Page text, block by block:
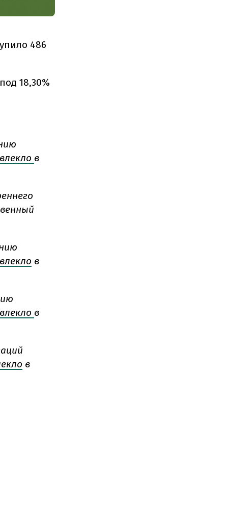
486
18,30%
в
в
в
в